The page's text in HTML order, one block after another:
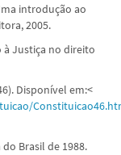
introdução ao
2005.
à Justiça no direito
Disponível em:<
do Brasil de 1988.